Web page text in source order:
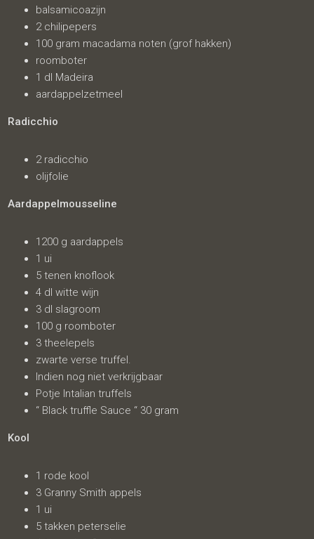
balsamicoazijn
2 chilipepers
100 gram macadama noten (grof hakken)
roomboter
1 dl Madeira
aardappelzetmeel
Radicchio
2 radicchio
olijfolie
Aardappelmousseline
1200 g aardappels
1 ui
5 tenen knoflook
4 dl witte wijn
3 dl slagroom
100 g roomboter
3 theelepels
zwarte verse truffel.
Indien nog niet verkrijgbaar
Potje Intalian truffels
“ Black truffle Sauce “ 30 gram
Kool
1 rode kool
3 Granny Smith appels
1 ui
5 takken peterselie